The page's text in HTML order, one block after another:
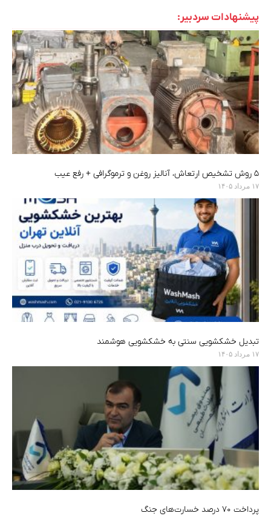
پیشنهادات سردبیر:
۵ روش تشخیص ارتعاش، آنالیز روغن و ترموگرافی + رفع عیب
۱۷ مرداد ۱۴۰۵
تبدیل خشکشویی سنتی به خشکشویی هوشمند
۱۷ مرداد ۱۴۰۵
پرداخت ۷۰ درصد خسارت‌های جنگ